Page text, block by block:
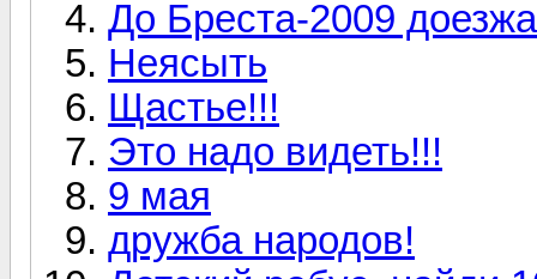
До Бреста-2009
Неясыть
Щастье!!!
Это надо видеть!!!
9 мая
дружба народов!